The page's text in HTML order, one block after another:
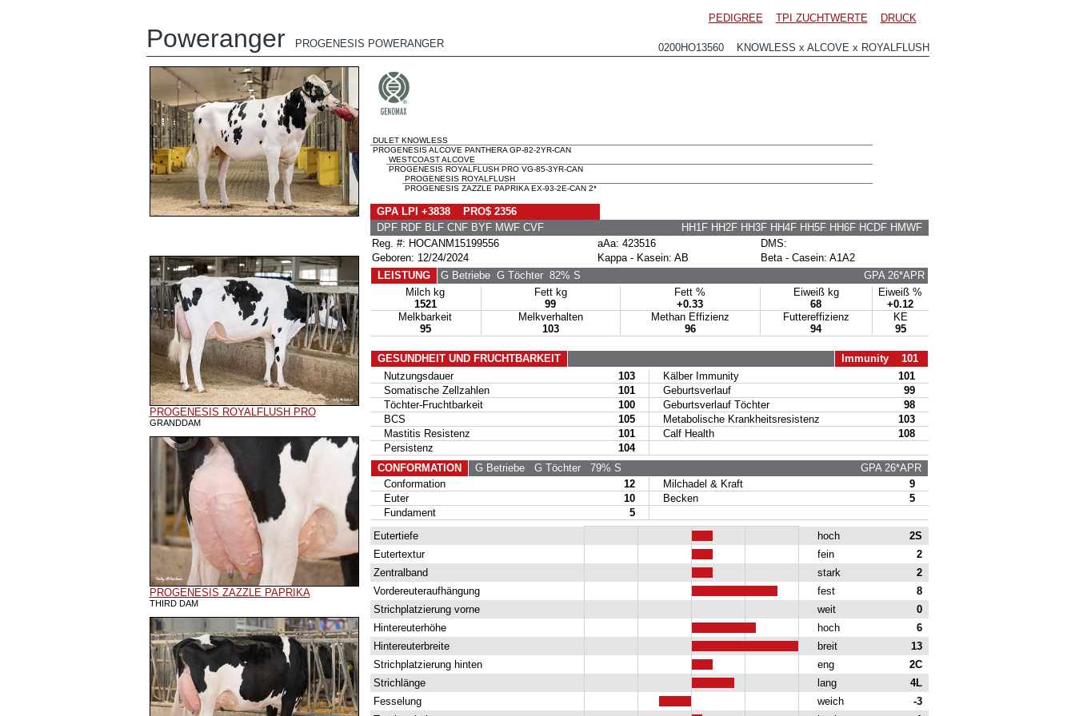
PEDIGREE TPI ZUCHTWERTE DRUCK
Poweranger PROGENESIS POWERANGER 0200HO13560 KNOWLESS x ALCOVE x ROYALFLUSH
PROGENESIS ROYALFLUSH PRO
GRANDDAM
PROGENESIS ZAZZLE PAPRIKA
THIRD DAM
DULET KNOWLESS
PROGENESIS ALCOVE PANTHERA GP-82-2YR-CAN
WESTCOAST ALCOVE
PROGENESIS ROYALFLUSH PRO VG-85-3YR-CAN
PROGENESIS ROYALFLUSH
PROGENESIS ZAZZLE PAPRIKA EX-93-2E-CAN 2*
GPA LPI +3838 PRO$ 2356
DPF RDF BLF CNF BYF MWF CVF
HH1F HH2F HH3F HH4F HH5F HH6F HCDF HMWF
Reg. #: HOCANM15199556
aAa: 423516
DMS:
Geboren: 12/24/2024
Kappa - Kasein: AB
Beta - Casein: A1A2
LEISTUNG
G BetriebeG Töchter82% S
GPA 26*APR
Milch kg
1521
Fett kg
99
Fett %
+0.33
Eiweiß kg
68
Eiweiß %
+0.12
Melkbarkeit
95
Melkverhalten
103
Methan Effizienz
96
Futtereffizienz
94
KE
95
GESUNDHEIT UND FRUCHTBARKEIT
Immunity 101
Nutzungsdauer
103 Kälber Immunity
101
Somatische Zellzahlen
101 Geburtsverlauf
99
Töchter-Fruchtbarkeit
100 Geburtsverlauf Töchter
98
BCS
105 Metabolische Krankheitsresistenz
103
Mastitis Resistenz
101 Calf Health
108
Persistenz
104
CONFORMATION
G BetriebeG Töchter79% S
GPA 26*APR
Conformation
12 Milchadel & Kraft
9
Euter
10 Becken
5
Fundament
5
Eutertiefe
hoch
2S
Eutertextur
fein
2
Zentralband
stark
2
Vordereuteraufhängung
fest
8
Strichplatzierung vorne
weit
0
Hintereuterhöhe
hoch
6
Hintereuterbreite
breit
13
Strichplatzierung hinten
eng
2C
Strichlänge
lang
4L
Fesselung
weich
-3